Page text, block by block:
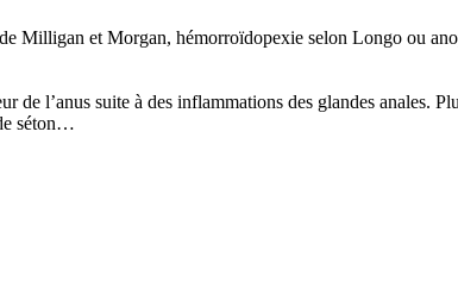
Milligan et Morgan, hémorroïdopexie selon Longo ou
l’anus suite à des inflammations des glandes anales.
séton…